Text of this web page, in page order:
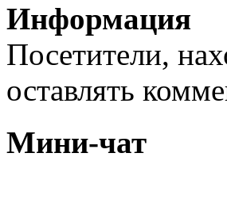
Информация
Посетители,
оставлять
Мини-чат